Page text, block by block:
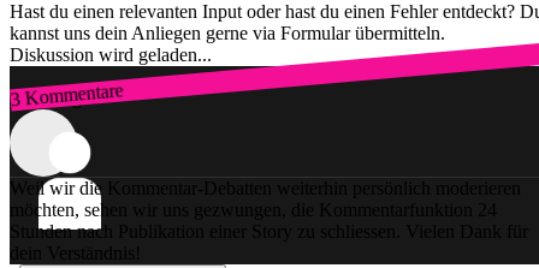
Hast du einen relevanten Input oder hast du einen Fehler entdeckt?
kannst uns dein Anliegen gerne via Formular übermitteln.
Diskussion wird geladen...
3 Kommentare
Zum Login
Weil wir die Kommentar-Debatten weiterhin persönlich moderieren
möchten, sehen wir uns gezwungen, die Kommentarfunktion 24
Stunden nach Publikation einer Story zu schliessen. Vielen Dank für
dein Verständnis!